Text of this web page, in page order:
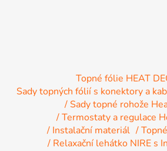
Topné fólie HEAT
Sady topných fólií s konektory a
/ Sady topné rohože
/ Termostaty a regulace
/ Instalační materiál /
/ Relaxační lehátko NIRE s